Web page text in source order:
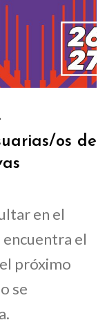
os de
en el
el
próximo
se